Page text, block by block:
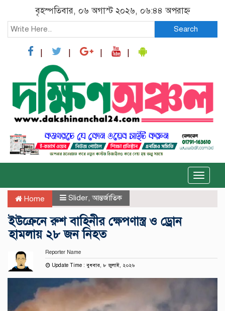
বৃহস্পতিবার, ০৬ অগাস্ট ২০২৬, ০৬:৪৪ অপরাহ্ন
Search
Toggle
Home Slider, আন্তর্জাতিক
ইউক্রেনে রুশ বাহিনীর ক্ষেপণাস্ত্র ও ড্রোন
হামলায় ২৮ জন নিহত
Reporter Name
Update Time : বুধবার, ৮ জুলাই, ২০২৬